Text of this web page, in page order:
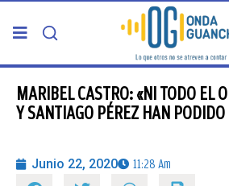
PORTADA
GRAN CANARIA
MARIBEL CASTRO: «NI TODO EL
Y SANTIAGO PÉREZ HAN PODIDO
Junio 22, 2020 11:28 Am